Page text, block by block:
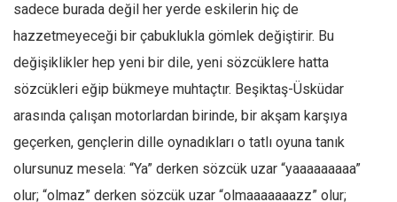
sadece burada değil her yerde eskilerin hiç de
hazzetmeyeceği bir çabuklukla gömlek değiştirir. Bu
değişiklikler hep yeni bir dile, yeni sözcüklere hatta
sözcükleri eğip bükmeye muhtaçtır. Beşiktaş-Üsküdar
arasında çalışan motorlardan birinde, bir akşam karşıya
geçerken, gençlerin dille oynadıkları o tatlı oyuna tanık
olursunuz mesela: “Ya” derken sözcük uzar “yaaaaaaaaa”
olur; “olmaz” derken sözcük uzar “olmaaaaaaazz” olur;